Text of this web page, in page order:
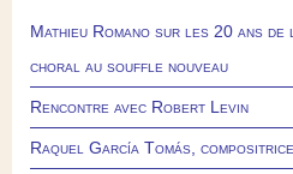
Mathieu Romano sur les 20 ans de
choral au souffle nouveau
Rencontre avec Robert Levin
Raquel García Tomás, compositrice